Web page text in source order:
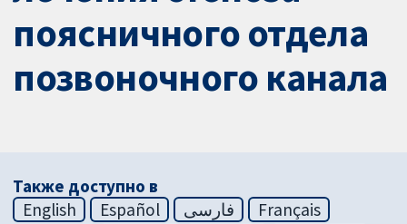
поясничного отдела
позвоночного канала
Также доступно в
English
Español فارسی
Français